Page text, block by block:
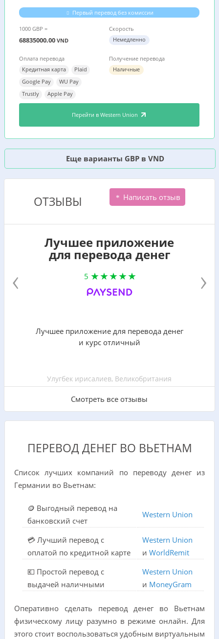
Первый перевод без комиссии
1000 GBP =
68835000.00 VND
Скорость
Немедленно
Оплата перевода
Кредитная карта
Plaid
Google Pay
WU Pay
Trustly
Apple Pay
Получение перевода
Наличные
Перейти в Western Union
Еще варианты GBP в VND
ОТЗЫВЫ Написать отзыв
Лучшее приложение
для перевода денег
5
Лучшее приложение для перевода денег
и курс отличный
Улугбек ирисалиев, Великобритания
Смотреть все отзывы
‹ ›
ПЕРЕВОД ДЕНЕГ ВО ВЬЕТНАМ
Список лучших компаний по переводу денег из
Германии во Вьетнам:
🪙 Выгодный перевод на
банковский счет
Western Union
💳 Лучший перевод с
оплатой по кредитной карте
Western Union
и WorldRemit
💶 Простой перевод с
выдачей наличными
Western Union
и MoneyGram
Оперативно сделать перевод денег во Вьетнам
физическому лицу разумно в режиме онлайн. Для
этого стоит воспользоваться удобным виртуальным